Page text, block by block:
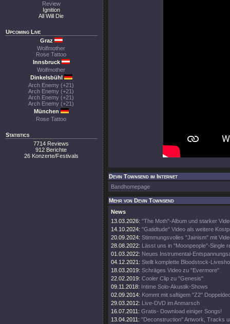
Review
Ignition
All Will Die
Upcoming Live
Graz
Wolfmother
Rose Tattoo
Innsbruck
Wolfmother
Dinkelsbühl
Arch Enemy (+21)
Arch Enemy (+21)
Arch Enemy (+21)
Arch Enemy (+21)
München
Rose Tattoo
Statistics
7714 Reviews
912 Berichte
26 Konzerte/Festivals
Devin Townsend im Internet
Bandhomepage
Mehr von Devin Townsend
News
13.03.2026: "The Moth"-Album und starker
14.10.2024: "Gatidtude" Video als weitere
20.09.2024: Stimmungsvolles "Jainism" mit
28.08.2022: Lässt uns in "Moonpeople"-Single
01.03.2022: Neues Instrumental-
04.12.2021: Stellt komplette Bloodstock-
18.03.2019: Schräges Video zu "Evermore"
22.02.2019: Cooler Clip zu "Genesis"
09.11.2018: Intime Solo-Akustik-Shows
02.09.2014: Kommt mit saftigem "Z2"
29.03.2012: Live-DVD im Anmarsch
16.07.2011: Gratis- Download einiger Songs!
13.04.2011: "Deconstruction" Artwork, Tracks